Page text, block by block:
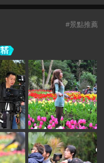
#景點推薦